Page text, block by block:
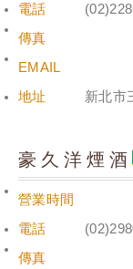
電話
傳真
EMAIL
地址
新北市
豪久洋煙酒
營業時間
電話
傳真